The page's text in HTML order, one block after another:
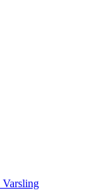
Varsling